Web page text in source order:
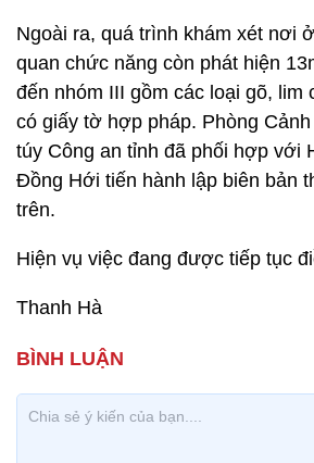
Ngoài ra, quá trình khám xét nơi
quan chức năng còn phát hiện
đến nhóm III gồm các loại gõ, lim
có giấy tờ hợp pháp. Phòng
túy Công an tỉnh đã phối hợp với
Đồng Hới tiến hành lập biên bản
trên.
Hiện vụ việc đang được tiếp tục
Thanh Hà